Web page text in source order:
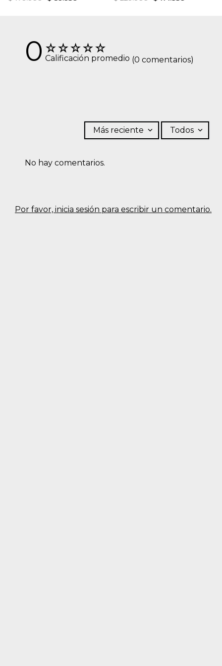
☆☆☆☆☆
0 Calificación promedio (0 comentarios)
Por favor, inicia sesión para escribir un comentario.
Más reciente Todos
No hay comentarios.